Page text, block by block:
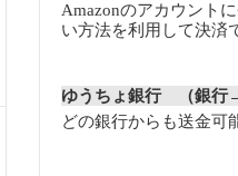
Amazonのアカウント
い方法を利用して決済
ゆうちょ銀行 （銀行→
どの銀行からも送金可